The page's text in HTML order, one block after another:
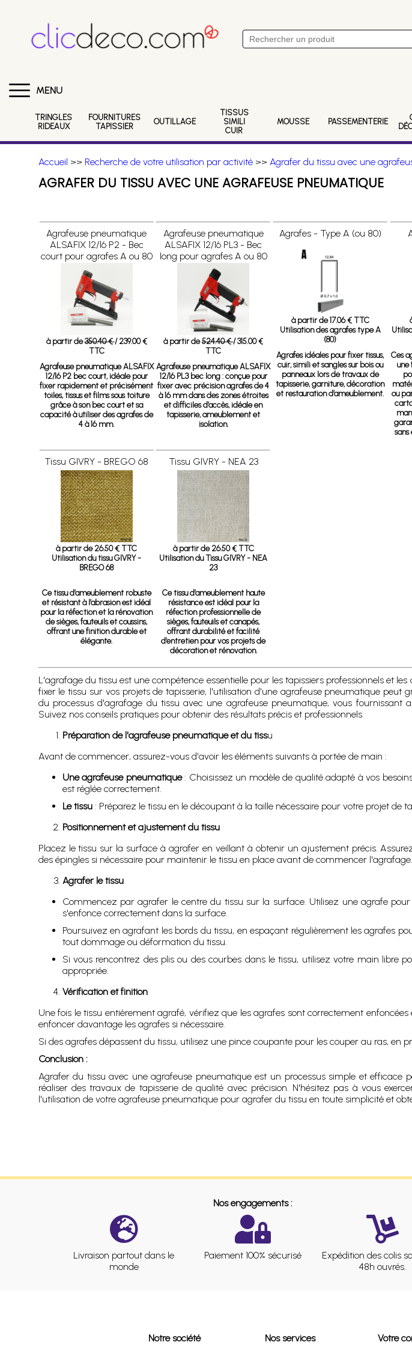
MENU
TRINGLES
RIDEAUX
FOURNITURES
TAPISSIER
OUTILLAGE
TISSUS
SIMILI
CUIR
MOUSSE PASSEMENTERIE
Accueil >> Recherche de votre utilisation par activité>> Agrafer du tissu avec une
AGRAFER DU TISSU AVEC UNE AGRAFEUSE PNEUMATIQUE
Agrafeuse pneumatique
ALSAFIX 12/16 P2 - Bec
court pour agrafes A ou 80
à partir de350.40 €/ 239.00 €
TTC
Agrafeuse pneumatique ALSAFIX
12/16 P2 bec court, idéale pour
fixer rapidement et précisément
toiles, tissus et films sous toiture
grâce à son bec court et sa
capacité à utiliser des agrafes de
4 à 16 mm.
Agrafeuse pneumatique
ALSAFIX 12/16 PL3 - Bec
long pour agrafes A ou 80
à partir de524.40 €/ 315.00 €
TTC
Agrafeuse pneumatique ALSAFIX
12/16 PL3 bec long :conçue pour
fixer avec précision agrafes de 4
à 16 mm dans des zones étroites
et difficiles d’accès, idéale en
tapisserie, ameublement et
isolation.
Agrafes - Type A (ou 80)
à partir de 17.06 € TTC
Utilisation des agrafes type A
(80)
Agrafes idéales pour fixer tissus,
cuir, simili et sangles sur bois ou
panneaux lors de travaux de
tapisserie, garniture, décoration
et restauration d’ameublement.
Ces
une
ou
Tissu GIVRY - BREGO 68
à partir de 26.50 € TTC
Utilisation du tissu GIVRY -
BREGO 68
Ce tissu d’ameublement robuste
et résistant à l’abrasion est idéal
pour la réfection et la rénovation
de sièges, fauteuils et coussins,
offrant une finition durable et
élégante.
Tissu GIVRY - NEA 23
à partir de 26.50 € TTC
Utilisation du Tissu GIVRY - NEA
23
Ce tissu d’ameublement haute
résistance est idéal pour la
réfection professionnelle de
sièges, fauteuils et canapés,
offrant durabilité et facilité
d’entretien pour vos projets de
décoration et rénovation.
L'agrafage du tissu est une compétence essentielle pour les tapissiers professionnels et
fixer le tissu sur vos projets de tapisserie, l'utilisation d'une agrafeuse pneumatique
du processus d'agrafage du tissu avec une agrafeuse pneumatique, vous fournissant
Suivez nos conseils pratiques pour obtenir des résultats précis et professionnels.
Préparation de l'agrafeuse pneumatique et du tissu
Avant de commencer, assurez-vous d'avoir les éléments suivants à portée de main :
Une agrafeuse pneumatique: Choisissez un modèle de qualité adapté à vos
est réglée correctement.
Le tissu: Préparez le tissu en le découpant à la taille nécessaire pour votre projet de
Positionnement et ajustement du tissu
Placez le tissu sur la surface à agrafer en veillant à obtenir un ajustement précis.
des épingles si nécessaire pour maintenir le tissu en place avant de commencer l'agrafage.
Agrafer le tissu
Commencez par agrafer le centre du tissu sur la surface. Utilisez une agrafe
s'enfonce correctement dans la surface.
Poursuivez en agrafant les bords du tissu, en espaçant régulièrement les agrafes
tout dommage ou déformation du tissu.
Si vous rencontrez des plis ou des courbes dans le tissu, utilisez votre main
appropriée.
Vérification et finition
Une fois le tissu entièrement agrafé, vérifiez que les agrafes sont correctement
enfoncer davantage les agrafes si nécessaire.
Si des agrafes dépassent du tissu, utilisez une pince coupante pour les couper au ras, en
Conclusion :
Agrafer du tissu avec une agrafeuse pneumatique est un processus simple et efficace
réaliser des travaux de tapisserie de qualité avec précision. N'hésitez pas à vous
l'utilisation de votre agrafeuse pneumatique pour agrafer du tissu en toute simplicité et
Nos engagements :
Livraison partout dans le
monde
Paiement 100% sécurisé
Expédition des colis
48h ouvrés.
Notre société Nos services Votre